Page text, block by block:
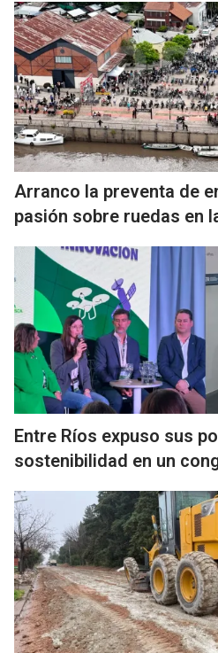
Arranco la preventa de
pasión sobre ruedas en
Entre Ríos expuso sus
sostenibilidad en un